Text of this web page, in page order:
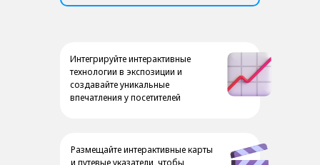
Размещайте интерактивные карты
и путевые указатели, чтобы
Интегрируйте интерактивные
технологии в экспозиции и
создавайте уникальные
впечатления у посетителей